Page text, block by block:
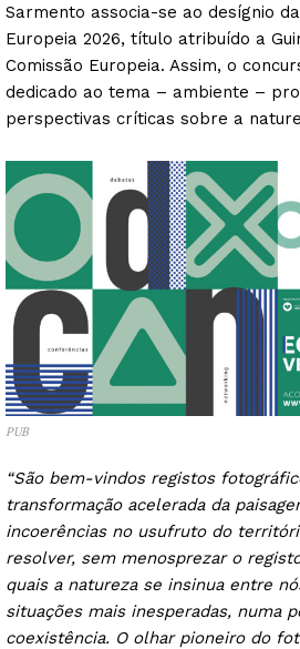
Sarmento associa-se ao desígnio
Europeia 2026, título atribuído a
Comissão Europeia. Assim, o
dedicado ao tema – ambiente –
perspectivas críticas sobre a
PUB
“São bem-vindos registos
transformação acelerada da
incoerências no usufruto do
resolver, sem menosprezar o
quais a natureza se insinua entre
situações mais inesperadas, numa
coexistência. O olhar pioneiro do